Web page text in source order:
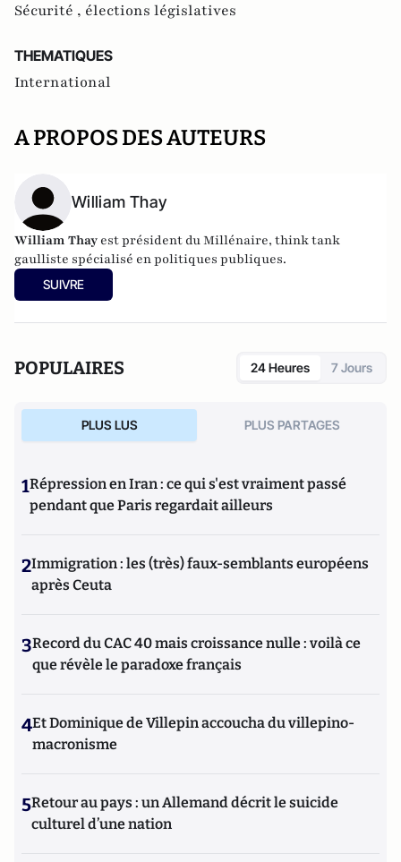
Sécurité , élections législatives
THEMATIQUES
International
A PROPOS DES AUTEURS
William Thay
William Thay est président du Millénaire, think tank
gaulliste spécialisé en politiques publiques.
SUIVRE
POPULAIRES 24 Heures 7 Jours
PLUS LUS PLUS PARTAGES
1Répression en Iran : ce qui s'est vraiment passé
pendant que Paris regardait ailleurs
2Immigration : les (très) faux-semblants européens
après Ceuta
3Record du CAC 40 mais croissance nulle : voilà ce
que révèle le paradoxe français
4Et Dominique de Villepin accoucha du villepino-
macronisme
5Retour au pays : un Allemand décrit le suicide
culturel d’une nation